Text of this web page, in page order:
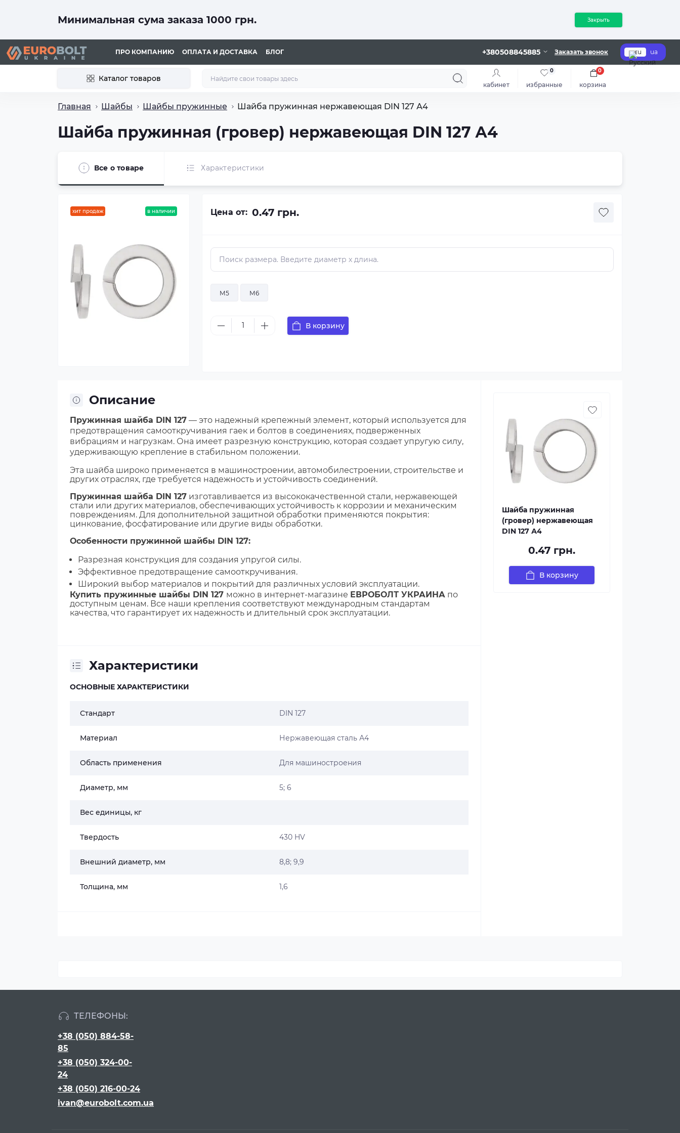
Минимальная сума заказа 1000 грн. Закрыть
ПРО КОМПАНИЮ ОПЛАТА И ДОСТАВКА БЛОГ +380508845885 Заказать звонок ru ua
Каталог товаров
кабинет избранные
0
корзина
0
Главная Шайбы Шайбы пружинные Шайба пружинная нержавеющая DIN 127 А4
Шайба пружинная (гровер) нержавеющая DIN 127 А4
Все о товаре Характеристики
хит продаж в наличии Цена от: 0.47 грн.
М5 М6
В корзину
Описание
Пружинная шайба DIN 127 — это надежный крепежный элемент, который используется для
предотвращения самооткручивания гаек и болтов в соединениях, подверженных
вибрациям и нагрузкам. Она имеет разрезную конструкцию, которая создает упругую силу,
удерживающую крепление в стабильном положении.
Эта шайба широко применяется в машиностроении, автомобилестроении, строительстве и
других отраслях, где требуется надежность и устойчивость соединений.
Пружинная шайба DIN 127 изготавливается из высококачественной стали, нержавеющей
стали или других материалов, обеспечивающих устойчивость к коррозии и механическим
повреждениям. Для дополнительной защитной обработки применяются покрытия:
цинкование, фосфатирование или другие виды обработки.
Особенности пружинной шайбы DIN 127:
Разрезная конструкция для создания упругой силы.
Эффективное предотвращение самооткручивания.
Широкий выбор материалов и покрытий для различных условий эксплуатации.
Купить пружинные шайбы DIN 127 можно в интернет-магазине ЕВРОБОЛТ УКРАИНА по
доступным ценам. Все наши крепления соответствуют международным стандартам
качества, что гарантирует их надежность и длительный срок эксплуатации.
Характеристики
ОСНОВНЫЕ ХАРАКТЕРИСТИКИ
Стандарт DIN 127
Материал Нержавеющая сталь А4
Область применения Для машиностроения
Диаметр, мм 5; 6
Вес единицы, кг
Твердость 430 HV
Внешний диаметр, мм 8,8; 9,9
Толщина, мм 1,6
Шайба пружинная
(гровер) нержавеющая
DIN 127 А4
0.47 грн.
В корзину
ТЕЛЕФОНЫ:
+38 (050) 884-58-
85
+38 (050) 324-00-
24
+38 (050) 216-00-24
ivan@eurobolt.com.ua